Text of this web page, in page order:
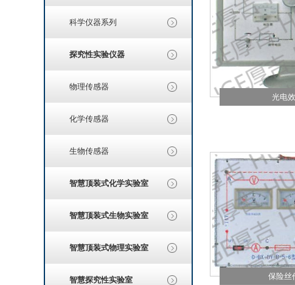
科学仪器系列
探究性实验仪器
物理传感器
化学传感器
生物传感器
智慧顶装式化学实验室
智慧顶装式生物实验室
智慧顶装式物理实验室
智慧探究性实验室
光电
保险丝